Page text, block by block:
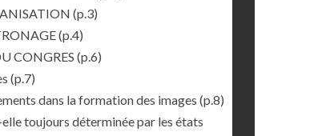
(p.3)
(p.4)
CONGRES (p.6)
(p.7)
dans la formation des images (p.8)
toujours déterminée par les états